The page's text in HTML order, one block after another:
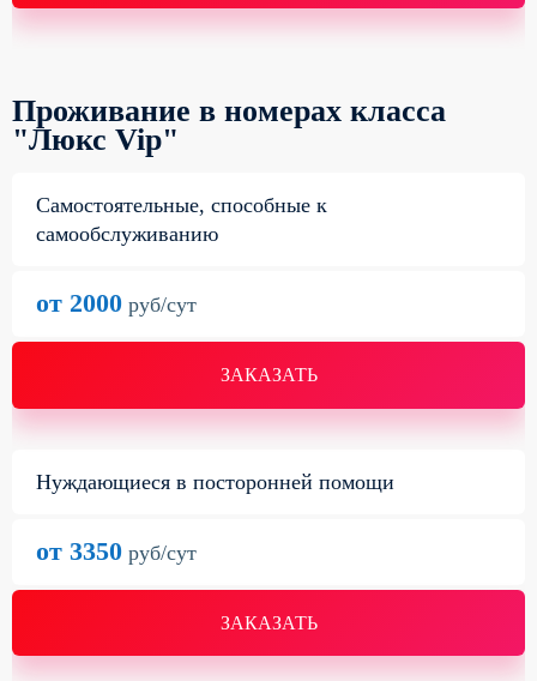
Проживание в номерах класса
"Люкс Vip"
Самостоятельные, способные к
самообслуживанию
ЗАКАЗАТЬ
от 2000 руб/сут
Нуждающиеся в посторонней помощи
ЗАКАЗАТЬ
от 3350 руб/сут